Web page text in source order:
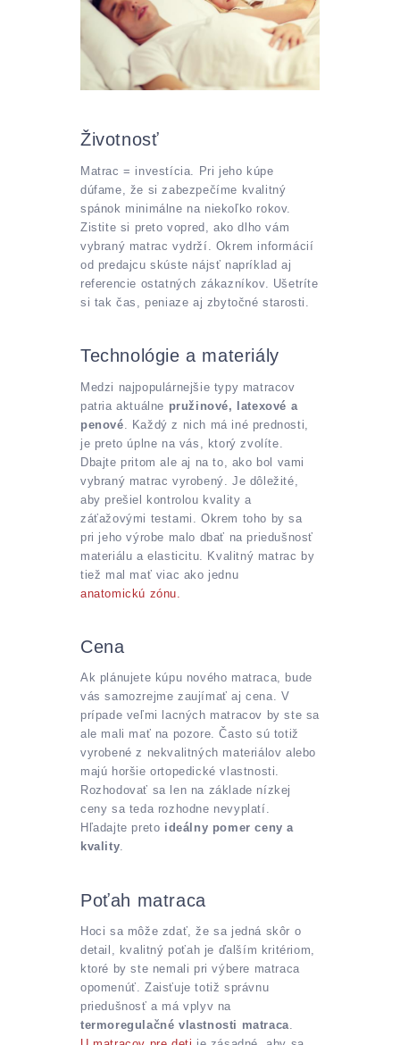
Životnosť
Matrac = investícia. Pri jeho kúpe
dúfame, že si zabezpečíme kvalitný
spánok minimálne na niekoľko rokov.
Zistite si preto vopred, ako dlho vám
vybraný matrac vydrží. Okrem informácií
od predajcu skúste nájsť napríklad aj
referencie ostatných zákazníkov. Ušetríte
si tak čas, peniaze aj zbytočné starosti.
Technológie a materiály
Medzi najpopulárnejšie typy matracov
patria aktuálne pružinové, latexové a
penové . Každý z nich má iné prednosti,
je preto úplne na vás, ktorý zvolíte.
Dbajte pritom ale aj na to, ako bol vami
vybraný matrac vyrobený. Je dôležité,
aby prešiel kontrolou kvality a
záťažovými testami. Okrem toho by sa
pri jeho výrobe malo dbať na priedušnosť
materiálu a elasticitu. Kvalitný matrac by
tiež mal mať viac ako jednu
anatomickú zónu.
Cena
Ak plánujete kúpu nového matraca, bude
vás samozrejme zaujímať aj cena. V
prípade veľmi lacných matracov by ste sa
ale mali mať na pozore. Často sú totiž
vyrobené z nekvalitných materiálov alebo
majú horšie ortopedické vlastnosti.
Rozhodovať sa len na základe nízkej
ceny sa teda rozhodne nevyplatí.
Hľadajte preto ideálny pomer ceny a
kvality.
Poťah matraca
Hoci sa môže zdať, že sa jedná skôr o
detail, kvalitný poťah je ďalším kritériom,
ktoré by ste nemali pri výbere matraca
opomenúť. Zaisťuje totiž správnu
priedušnosť a má vplyv na
termoregulačné vlastnosti matraca.